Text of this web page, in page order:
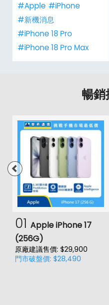
#Apple #iPhone
#新機消息
#iPhone 18 Pro
#iPhone 18 Pro Max
暢
01 Apple iPhone 17
(256G)
原廠建議售價: $29,900
門市破盤價: $28,490